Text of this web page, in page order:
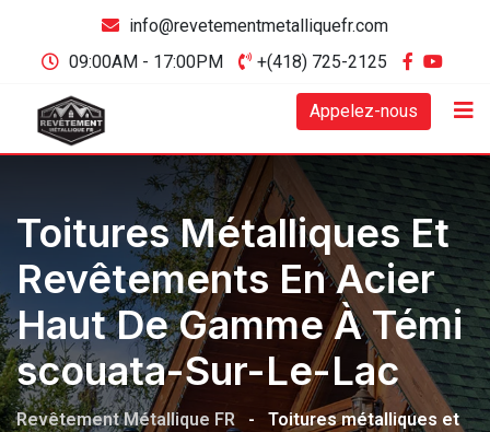
info@revetementmetalliquefr.com
09:00AM - 17:00PM
+(418) 725-2125
Appelez-nous
Toitures Métalliques Et
Revêtements En Acier
Haut De Gamme À Témi
Scouata-Sur-Le-Lac
Revêtement Métallique FR -
Toitures métalliques et